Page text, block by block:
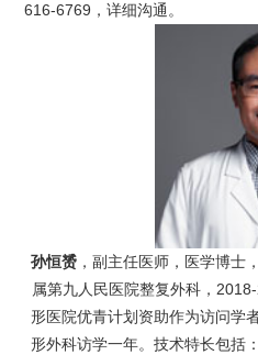
616-6769，详细沟通。
孙恒赟 ，副主任医师，医学博士
属第九人民医院整复外科，
形医院优青计划资助作为访问学
形外科访学一年。技术特长包括